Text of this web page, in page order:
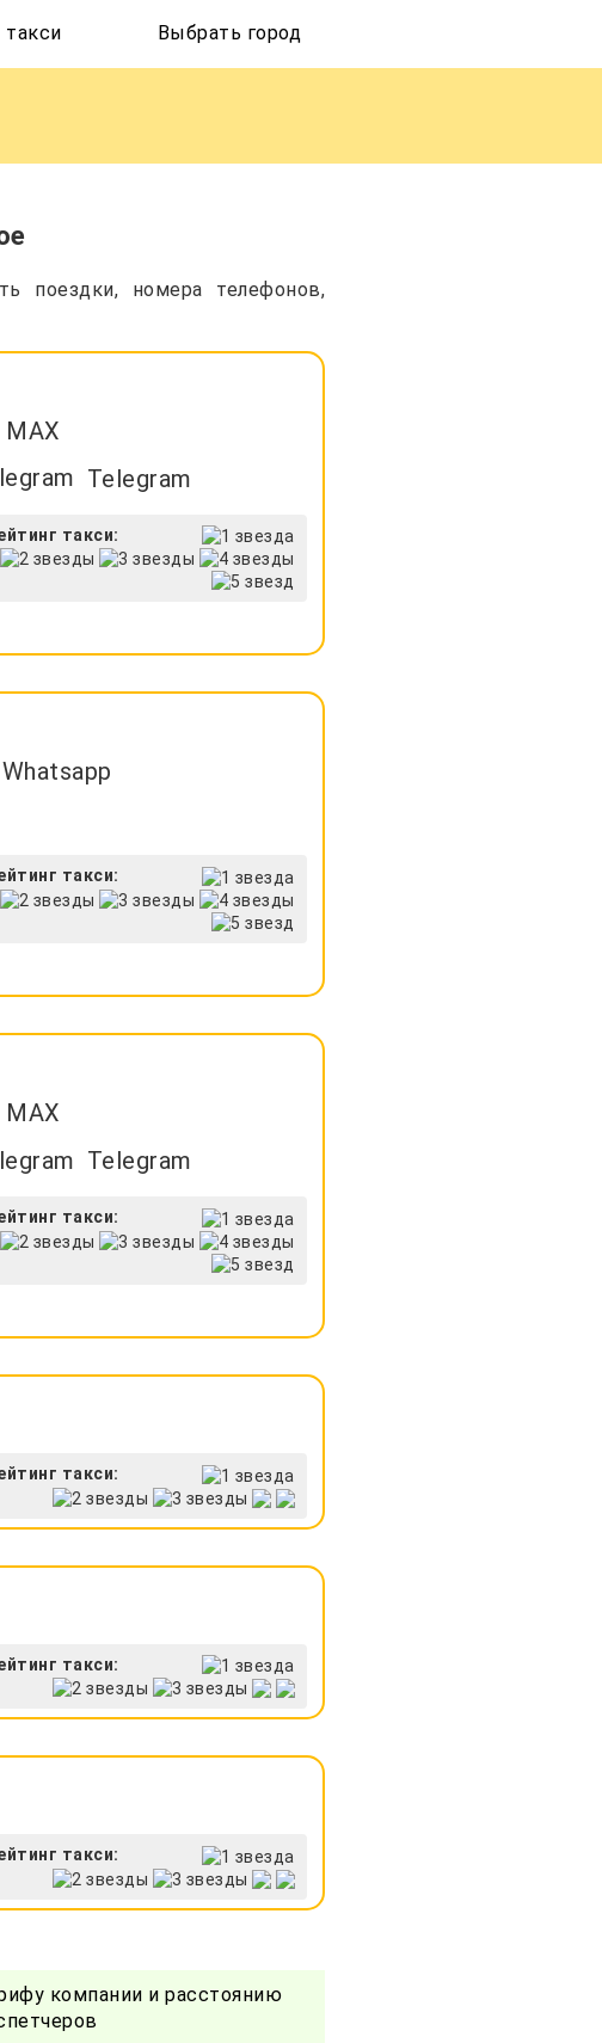
Выбрать город
поездки, номера телефонов,
MAX
Telegram
такси:
Whatsapp
такси:
MAX
Telegram
такси:
такси:
такси:
такси:
компании и расстоянию